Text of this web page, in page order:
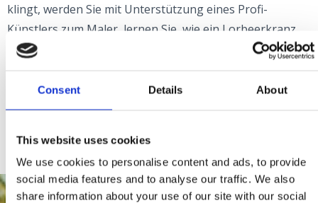
Consent Details About
This website uses cookies
We use cookies to personalise content and ads, to provide
social media features and to analyse our traffic. We also
share information about your use of our site with our social
klingt, werden Sie mit Unterstützung eines Profi-
Künstlers zum Maler, lernen Sie, wie ein Lorbeerkranz
geflochten wird, und probieren Sie Crkveniške Rupice –
begleitet von einem Glas Wein aus der Region.
Es warten noch viele weitere Aktivitäten auf Sie – am